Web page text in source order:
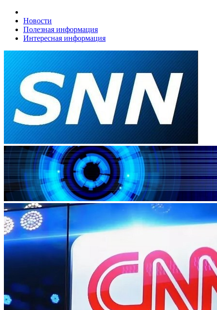
Новости
Полезная информация
Интересная информация